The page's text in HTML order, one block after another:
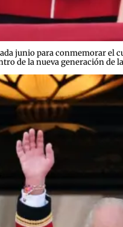
junio para conmemorar el
de la nueva generación de